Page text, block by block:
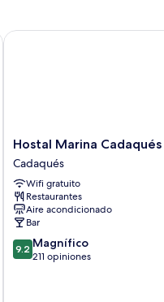
Hostal
Marina
Cadaqués
Cadaqués
Hostal Marina Cadaqués
Cadaqués
Wifi gratuito
Restaurantes
Aire acondicionado
Bar
9.2
de
9.2 Magnífico
211 opiniones
Hostal Marina Cadaqués